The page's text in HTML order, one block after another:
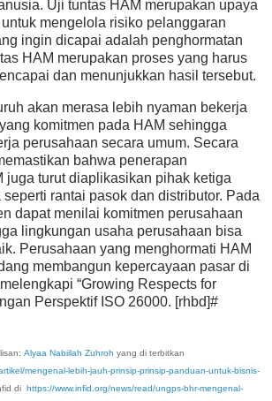
Uji tuntas HAM merupakan upaya
mengelola risiko pelanggaran
ingin dicapai adalah penghormatan
HAM merupakan proses yang harus
dan menunjukkan hasil tersebut.
akan merasa lebih nyaman bekerja
komitmen pada HAM sehingga
perusahaan secara umum. Secara
bahwa penerapan
juga turut diaplikasikan pihak ketiga
rantai pasok dan distributor. Pada
dapat menilai komitmen perusahaan
lingkungan usaha perusahaan bisa
Perusahaan yang menghormati HAM
membangun kepercayaan pasar di
“Growing Respects for
Perspektif ISO 26000. [rhbd]#
: Alyaa Nabiilah Zuhroh yang di terbitkan
mengenal-lebih-jauh-prinsip-prinsip-panduan-untuk-bisnis-
di https://www.infid.org/news/read/ungps-bhr-mengenal-